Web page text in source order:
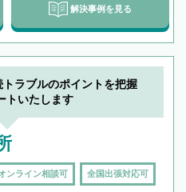
解決事例を見る
トラブルのポイントを把握
トいたします
ンライン相談可 全国出張対応可